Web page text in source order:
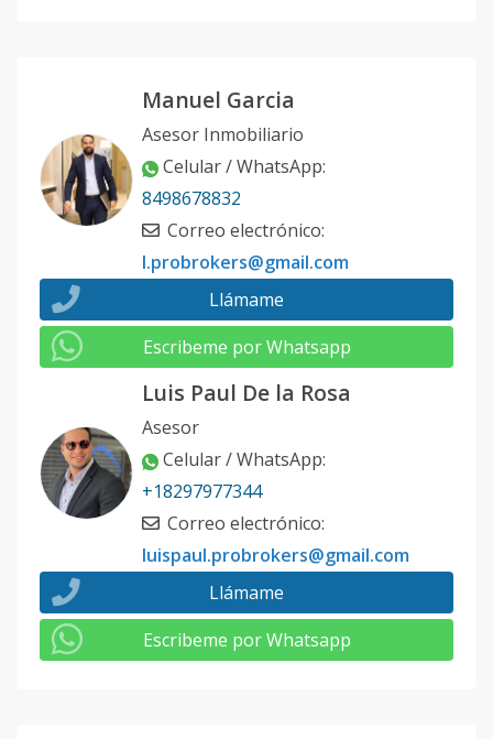
Manuel Garcia
Asesor Inmobiliario
Celular / WhatsApp:
8498678832
Correo electrónico:
l.probrokers@gmail.com
Llámame
Escribeme por Whatsapp
Luis Paul De la Rosa
Asesor
Celular / WhatsApp:
+18297977344
Correo electrónico:
luispaul.probrokers@gmail.com
Llámame
Escribeme por Whatsapp